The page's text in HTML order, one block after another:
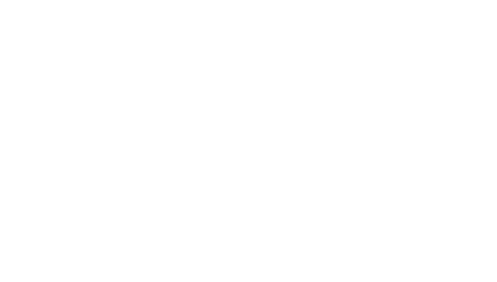
了承ください。
き作成されるも
をご了承くださ
1000ppm以下、
) : 1000ppm、
、
可)を取得する
これらの製造装
通知します。
ムロン制御